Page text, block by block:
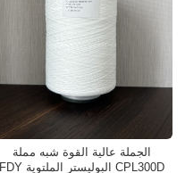
الجملة عالية القوة شبه مملة
CPL300D البوليستر الملتوية FDY